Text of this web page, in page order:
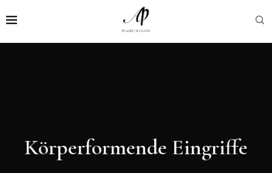
Körperformende Eingriffe